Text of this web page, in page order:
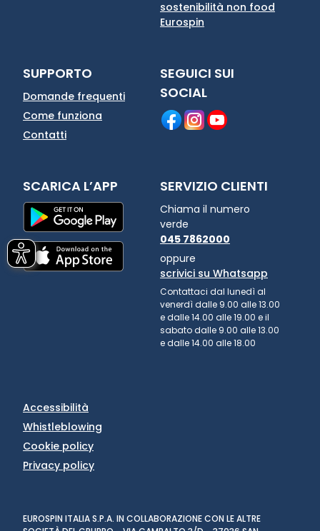
sostenibilità non food
Eurospin
SUPPORTO
Domande frequenti
Come funziona
Contatti
SEGUICI SUI
SOCIAL
SCARICA L’APP SERVIZIO CLIENTI
Chiama il numero
verde
045 7862000
oppure
scrivici su Whatsapp
Contattaci dal lunedì al
venerdì dalle 9.00 alle 13.00
e dalle 14.00 alle 19.00 e il
sabato dalle 9.00 alle 13.00
e dalle 14.00 alle 18.00
Accessibilità
Whistleblowing
Cookie policy
Privacy policy
EUROSPIN ITALIA S.P.A. IN COLLABORAZIONE CON LE ALTRE